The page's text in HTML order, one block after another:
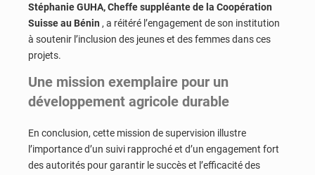
Stéphanie GUHA, Cheffe suppléante de la Coopération
Suisse au Bénin , a réitéré l’engagement de son institution
à soutenir l’inclusion des jeunes et des femmes dans ces
projets.
Une mission exemplaire pour un
développement agricole durable
En conclusion, cette mission de supervision illustre
l’importance d’un suivi rapproché et d’un engagement fort
des autorités pour garantir le succès et l’efficacité des